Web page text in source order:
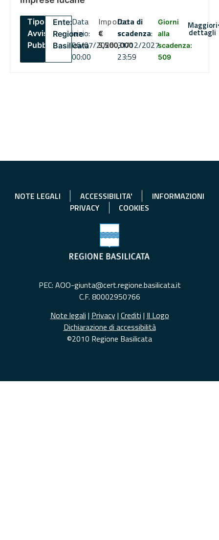
Tipo:
Avviso
Pubblico
Ente:
Regione
Basilicata
Data
inizio:
06/07/2026
00:00
Importo
€
5,500,000
Data di
scadenza:
31/12/2027
23:59
Giorni
alla
scadenza:
509
Maggiori
dettagli
NOTE LEGALI ACCESSIBILITA'
INFORMAZIONI
PRIVACY
COOKIES
PEC: AOO-giunta@cert.regione.basilicata.it
C.F. 80002950766
Note legali | Privacy| Crediti | Il Logo
Dichiarazione di accessibilità
©2010 Regione Basilicata